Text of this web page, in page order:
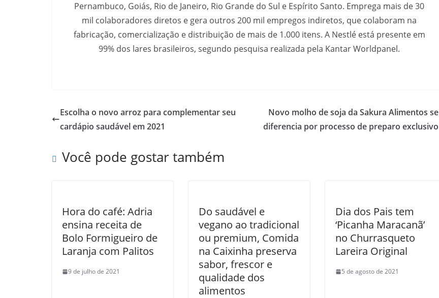
Pernambuco, Goiás, Rio de Janeiro, Rio Grande do Sul e Espírito Santo. Emprega mais de 30
mil colaboradores diretos e gera outros 200 mil empregos indiretos, que colaboram na
fabricação, comercialização e distribuição de mais de 1.000 itens. A Nestlé está presente em
99% dos lares brasileiros, segundo pesquisa realizada pela Kantar Worldpanel.
Escolha o novo arroz para complementar seu
cardápio saudável em 2021
Novo molho de soja da Sakura Alimentos se
diferencia por processo de preparo exclusivo
Você pode gostar também
Hora do café: Adria
ensina receita de
Bolo Formigueiro de
Laranja com Palitos
9 de julho de 2021
Do saudável e
vegano ao tradicional
ou premium, Comida
na Caixinha preserva
sabor, frescor e
qualidade dos
alimentos
Dia dos Pais tem
‘Picanha Maracanã’
no Churrasqueto
Lareira Original
5 de agosto de 2021